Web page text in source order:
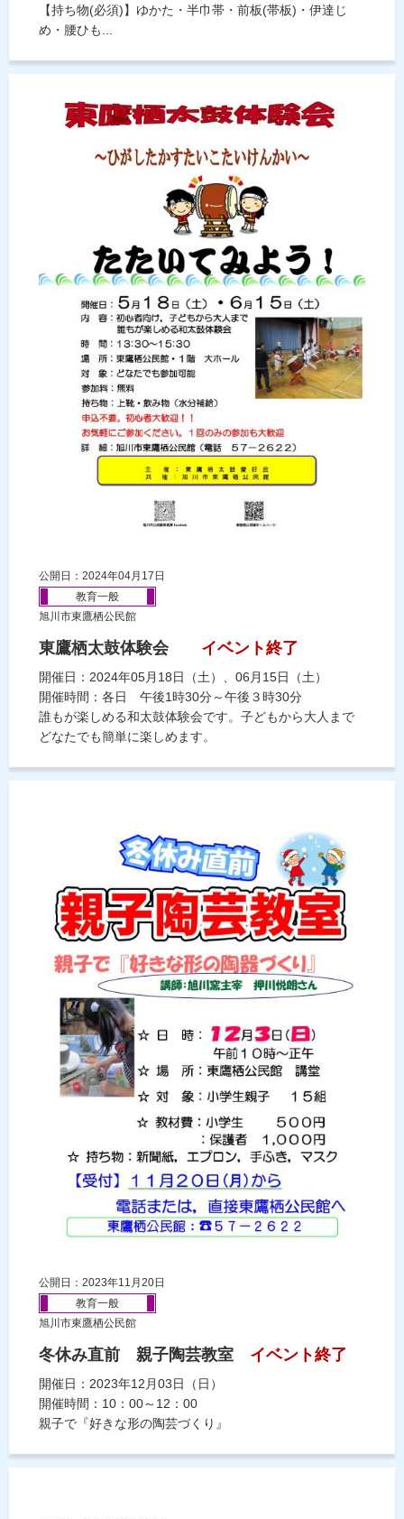
【持ち物(必須)】ゆかた・半巾帯・前板(帯板)・伊達じ
め・腰ひも...
公開日：2024年04月17日
教育一般
旭川市東鷹栖公民館
東鷹栖太鼓体験会 イベント終了
開催日：2024年05月18日（土）、06月15日（土）
開催時間：各日 午後1時30分～午後３時30分
誰もが楽しめる和太鼓体験会です。子どもから大人まで
どなたでも簡単に楽しめます。
公開日：2023年11月20日
教育一般
旭川市東鷹栖公民館
冬休み直前 親子陶芸教室 イベント終了
開催日：2023年12月03日（日）
開催時間：10：00～12：00
親子で『好きな形の陶芸づくり』